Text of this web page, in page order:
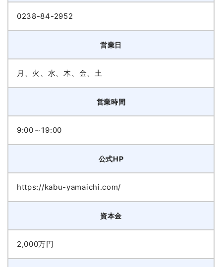
0238-84-2952
営業日
月、火、水、木、金、土
営業時間
9:00～19:00
公式HP
https://kabu-yamaichi.com/
資本金
2,000万円